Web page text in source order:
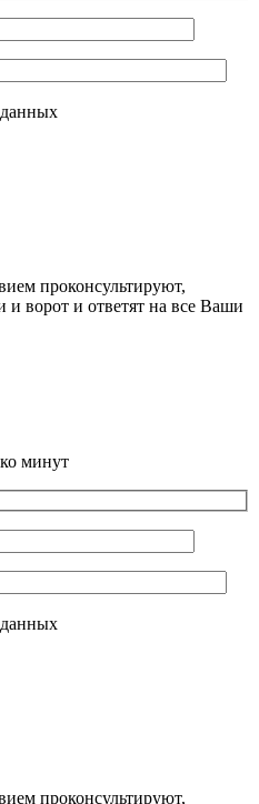
данных
проконсультируют,
и ворот и ответят на все Ваши
минут
данных
проконсультируют,